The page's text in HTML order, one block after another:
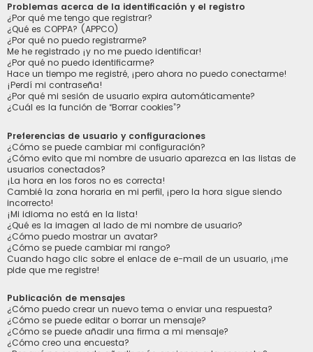
Problemas acerca de la identificación y el registro
¿Por qué me tengo que registrar?
¿Qué es COPPA? (APPCO)
¿Por qué no puedo registrarme?
Me he registrado ¡y no me puedo identificar!
¿Por qué no puedo identificarme?
Hace un tiempo me registré, ¡pero ahora no puedo conectarme!
¡Perdí mi contraseña!
¿Por qué mi sesión de usuario expira automáticamente?
¿Cuál es la función de “Borrar cookies”?
Preferencias de usuario y configuraciones
¿Cómo se puede cambiar mi configuración?
¿Cómo evito que mi nombre de usuario aparezca en las listas de
usuarios conectados?
¡La hora en los foros no es correcta!
Cambié la zona horaria en mi perfil, ¡pero la hora sigue siendo
incorrecto!
¡Mi idioma no está en la lista!
¿Qué es la imagen al lado de mi nombre de usuario?
¿Cómo puedo mostrar un avatar?
¿Cómo se puede cambiar mi rango?
Cuando hago clic sobre el enlace de e-mail de un usuario, ¡me
pide que me registre!
Publicación de mensajes
¿Cómo puedo crear un nuevo tema o enviar una respuesta?
¿Cómo se puede editar o borrar un mensaje?
¿Cómo se puede añadir una firma a mi mensaje?
¿Cómo creo una encuesta?